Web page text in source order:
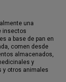
una
insectos
a base de pan en
comen desde
almacenados,
y
y otros animales